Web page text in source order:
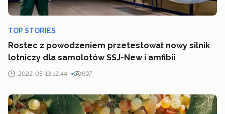
TOP STORIES
Rostec z powodzeniem przetestował nowy silnik
lotniczy dla samolotów SSJ-New i amfibii
2022-05-13 12:44 697